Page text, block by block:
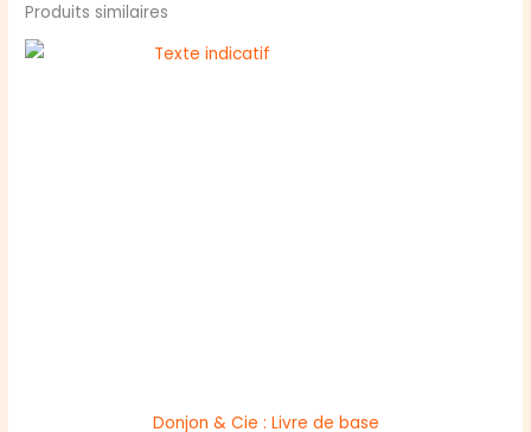
Produits similaires
Donjon & Cie : Livre de base